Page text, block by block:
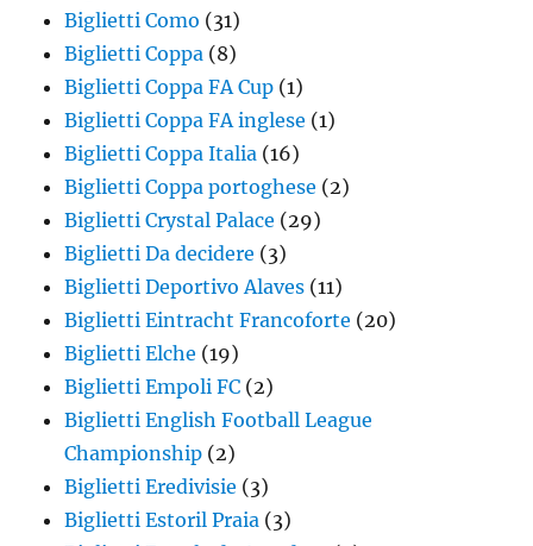
Biglietti Como (31)
Biglietti Coppa (8)
Biglietti Coppa FA Cup (1)
Biglietti Coppa FA inglese (1)
Biglietti Coppa Italia (16)
Biglietti Coppa portoghese (2)
Biglietti Crystal Palace (29)
Biglietti Da decidere (3)
Biglietti Deportivo Alaves (11)
Biglietti Eintracht Francoforte (20)
Biglietti Elche (19)
Biglietti Empoli FC (2)
Biglietti English Football League
Championship (2)
Biglietti Eredivisie (3)
Biglietti Estoril Praia (3)